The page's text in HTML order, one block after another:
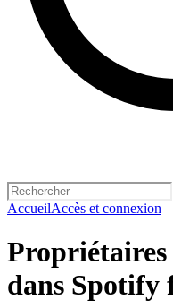
AccueilAccès et connexion
dans